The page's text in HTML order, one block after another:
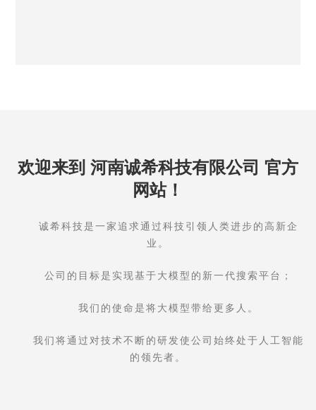
欢迎来到 河南诚希科技有限公司 官方
网站！
诚希科技是一家追求通过科技引领人类进步的高新企
业。
公司的目标是实现基于大模型的新一代搜索平台；
我们的使命是将大模型带给更多人。
我们将通过对技术不断的研发使公司始终处于人工智能
的领先者。